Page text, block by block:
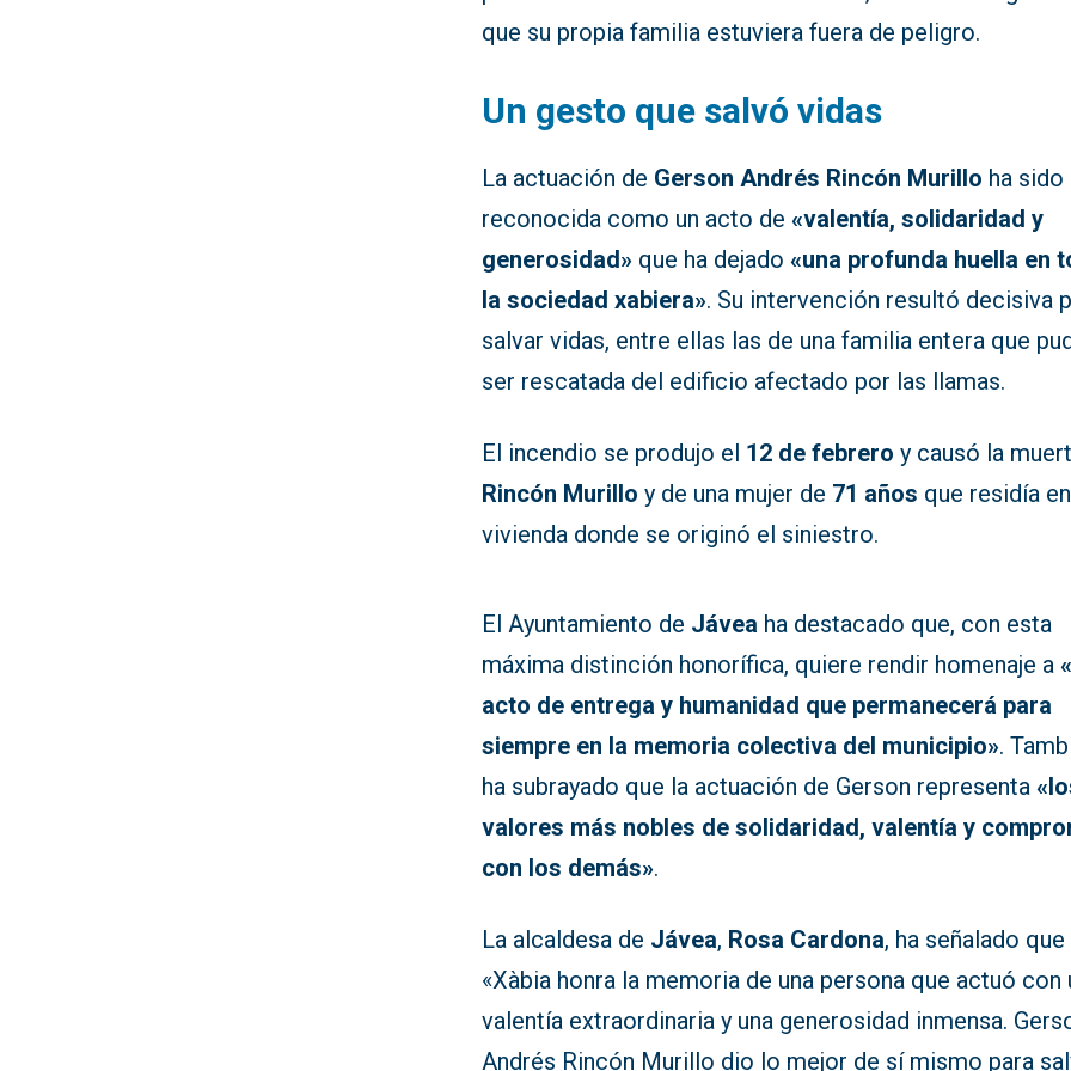
que su propia familia estuviera fuera de peligro.
Un gesto que salvó vidas
La actuación de Gerson Andrés Rincón Murillo ha sido
reconocida como un acto de«valentía, solidaridad y
generosidad» que ha dejado«una profunda huella en
la sociedad xabiera». Su intervención resultó decisiva
salvar vidas, entre ellas las de una familia entera que
ser rescatada del edificio afectado por las llamas.
El incendio se produjo el 12 de febrero y causó la
Rincón Murillo y de una mujer de 71 años que residía
vivienda donde se originó el siniestro.
El Ayuntamiento de Jávea ha destacado que, con esta
máxima distinción honorífica, quiere rendir homenaje a
acto de entrega y humanidad que permanecerá para
siempre en la memoria colectiva del municipio».
ha subrayado que la actuación de Gerson representa
valores más nobles de solidaridad, valentía y
con los demás».
La alcaldesa de Jávea, Rosa Cardona, ha señalado que
«Xàbia honra la memoria de una persona que actuó con
valentía extraordinaria y una generosidad inmensa.
Andrés Rincón Murillo dio lo mejor de sí mismo para